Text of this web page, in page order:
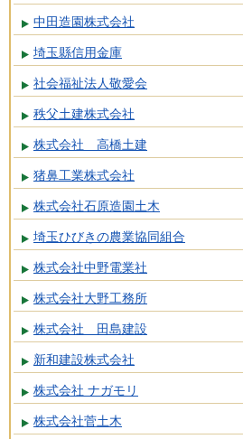
中田造園株式会社
埼玉縣信用金庫
社会福祉法人敬愛会
秩父土建株式会社
株式会社 高橋土建
猪鼻工業株式会社
株式会社石原造園土木
埼玉ひびきの農業協同組合
株式会社中野電業社
株式会社大野工務所
株式会社 田島建設
新和建設株式会社
株式会社 ナガモリ
株式会社菅土木